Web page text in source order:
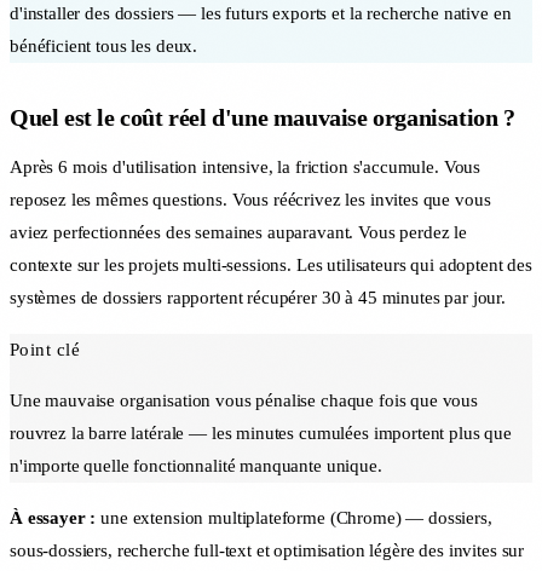
d'installer des dossiers — les futurs exports et la recherche native en
bénéficient tous les deux.
Quel est le coût réel d'une mauvaise organisation ?
Après 6 mois d'utilisation intensive, la friction s'accumule. Vous
reposez les mêmes questions. Vous réécrivez les invites que vous
aviez perfectionnées des semaines auparavant. Vous perdez le
contexte sur les projets multi-sessions. Les utilisateurs qui adoptent des
systèmes de dossiers rapportent récupérer 30 à 45 minutes par jour.
Point clé
Une mauvaise organisation vous pénalise chaque fois que vous
rouvrez la barre latérale — les minutes cumulées importent plus que
n'importe quelle fonctionnalité manquante unique.
À essayer : une extension multiplateforme (Chrome) — dossiers,
sous-dossiers, recherche full-text et optimisation légère des invites sur